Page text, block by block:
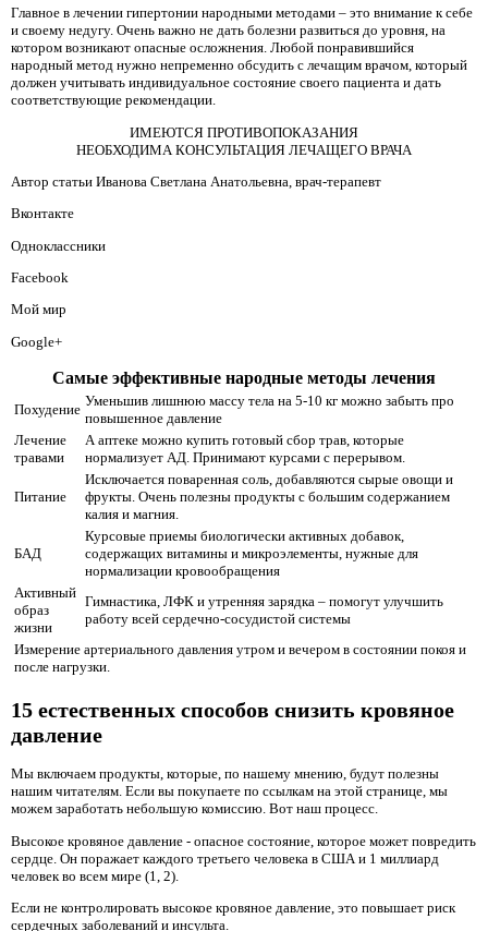
Главное в лечении гипертонии народными методами – это внимание к себе
и своему недугу. Очень важно не дать болезни развиться до уровня, на
котором возникают опасные осложнения. Любой понравившийся
народный метод нужно непременно обсудить с лечащим врачом, который
должен учитывать индивидуальное состояние своего пациента и дать
соответствующие рекомендации.
ИМЕЮТСЯ ПРОТИВОПОКАЗАНИЯ
НЕОБХОДИМА КОНСУЛЬТАЦИЯ ЛЕЧАЩЕГО ВРАЧА
Автор статьи Иванова Светлана Анатольевна, врач-терапевт
Вконтакте
Одноклассники
Facebook
Мой мир
Google+
Самые эффективные народные методы лечения
Похудение
Уменьшив лишнюю массу тела на 5-10 кг можно забыть про
повышенное давление
Лечение
травами
А аптеке можно купить готовый сбор трав, которые
нормализует АД. Принимают курсами с перерывом.
Питание
Исключается поваренная соль, добавляются сырые овощи и
фрукты. Очень полезны продукты с большим содержанием
калия и магния.
БАД
Курсовые приемы биологически активных добавок,
содержащих витамины и микроэлементы, нужные для
нормализации кровообращения
Активный
образ
жизни
Гимнастика, ЛФК и утренняя зарядка – помогут улучшить
работу всей сердечно-сосудистой системы
Измерение артериального давления утром и вечером в состоянии покоя и
после нагрузки.
15 естественных способов снизить кровяное
давление
Мы включаем продукты, которые, по нашему мнению, будут полезны
нашим читателям. Если вы покупаете по ссылкам на этой странице, мы
можем заработать небольшую комиссию. Вот наш процесс.
Высокое кровяное давление - опасное состояние, которое может повредить
сердце. Он поражает каждого третьего человека в США и 1 миллиард
человек во всем мире (1, 2).
Если не контролировать высокое кровяное давление, это повышает риск
сердечных заболеваний и инсульта.